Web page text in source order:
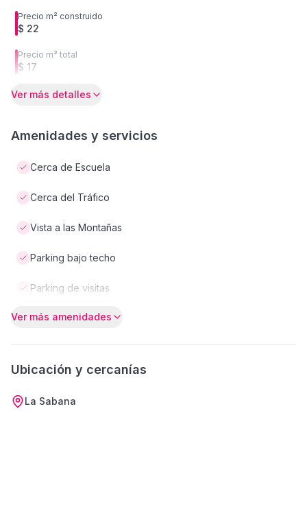
Precio m² construido
$ 22
Precio m² total
$ 17
Ver más detalles
Amenidades y servicios
Cerca de Escuela
Cerca del Tráfico
Vista a las Montañas
Parking bajo techo
Parking de visitas
Ver más amenidades
Ubicación y cercanías
La Sabana